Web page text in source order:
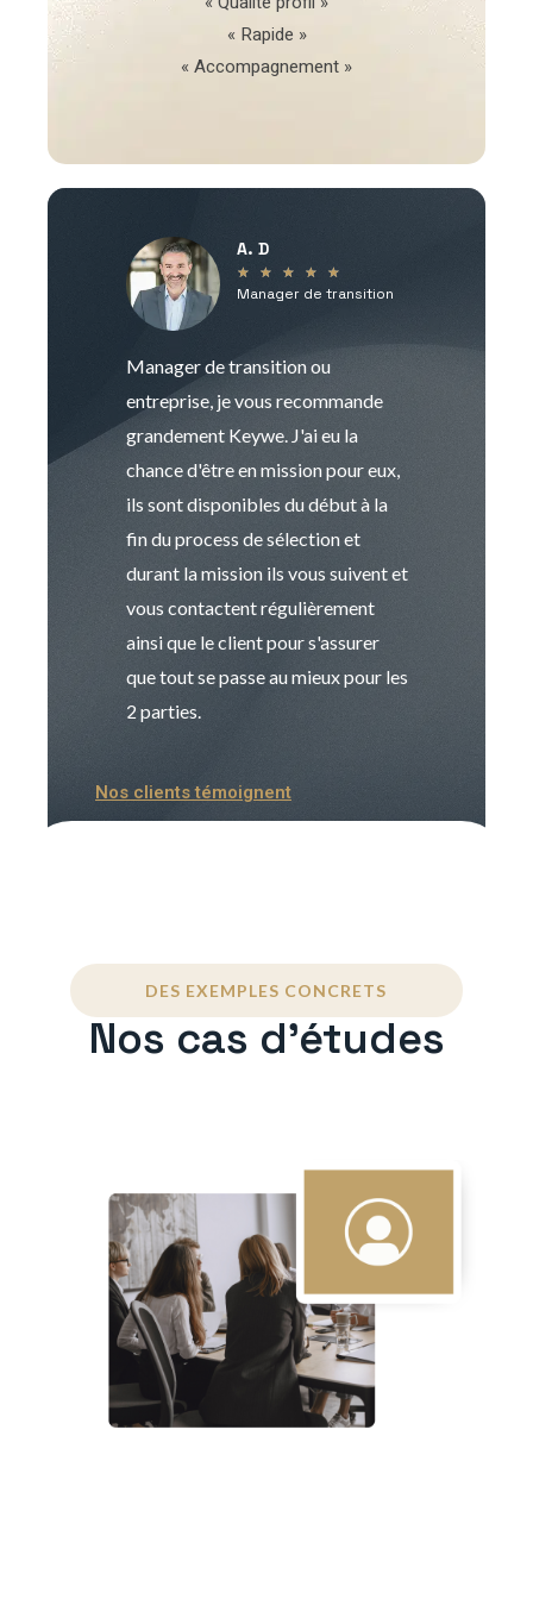
« Rapide »
« Accompagnement »
A. D
★ ★ ★ ★ ★
Manager de transition
Manager de transition ou
entreprise, je vous recommande
grandement Keywe. J'ai eu la
chance d'être en mission pour eux,
ils sont disponibles du début à la
fin du process de sélection et
durant la mission ils vous suivent et
vous contactent régulièrement
ainsi que le client pour s'assurer
que tout se passe au mieux pour les
2 parties.
Nos clients témoignent
DES EXEMPLES CONCRETS
Nos cas d'études